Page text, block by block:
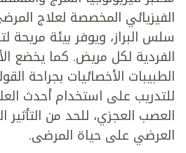
الفيزيائي المخصصة لعلاج
سلس البراز، ويوفر بيئة مريحة
الفردية لكل مريض. كما يخضع
الطبيبات الأخصائيات بجراحة
للتدريب على استخدام أحدث
العصب العجزي، للحد من التأثير
العرضي على حياة المرضى.